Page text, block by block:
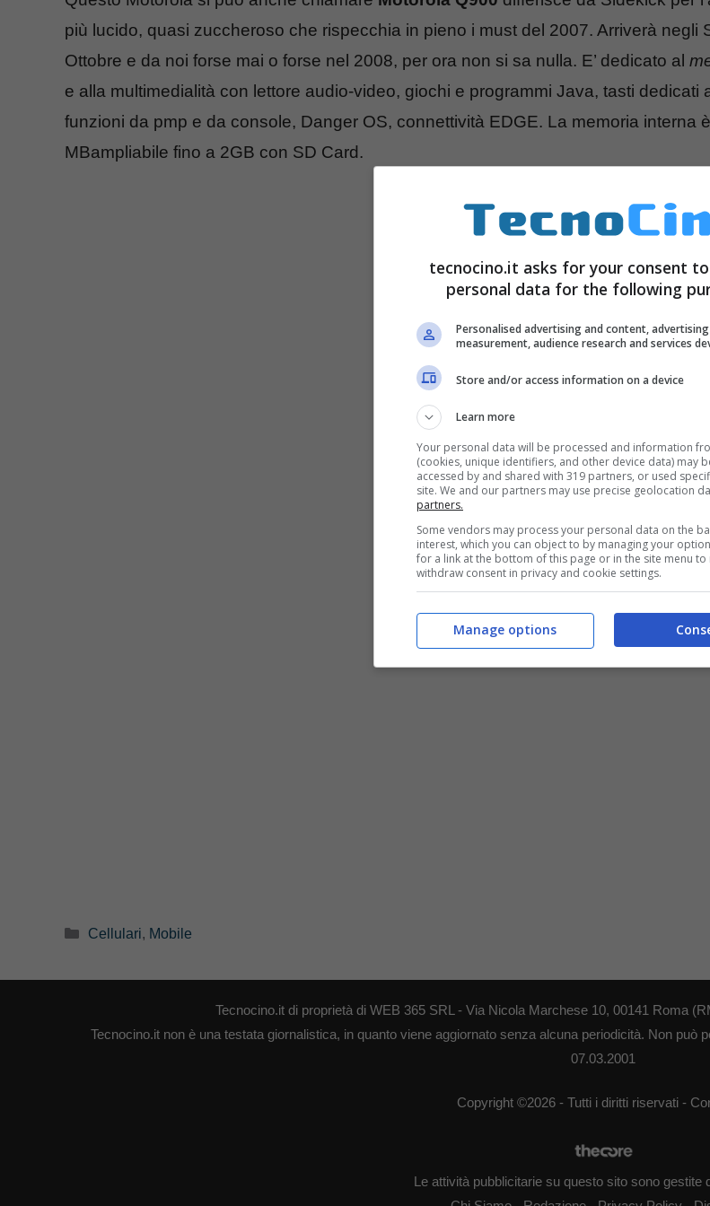
più lucido, quasi zuccheroso che rispecchia in pieno i must del 2007. Arriverà negli
Ottobre e da noi forse mai o forse nel 2008, per ora non si sa nulla. E’ dedicato al
e alla multimedialità con lettore audio-video, giochi e programmi Java, tasti dedicati
funzioni da pmp e da console, Danger OS, connettività EDGE. La memoria interna
MBampliabile fino a 2GB con SD Card.
Categorie
Cellulari, Mobile
Tecnocino.it di proprietà di WEB 365 SRL - Via Nicola Marchese 10, 00141 Roma
Tecnocino.it non è una testata giornalistica, in quanto viene aggiornato senza alcuna periodicità. Non può
07.03.2001
Copyright ©2026 - Tutti i diritti riservati -
Le attività pubblicitarie su questo sito sono gestite
tecnocino.it asks for your consent
personal data for the following
Personalised advertising and content,
measurement, audience research and services
Store and/or access information on a device
Learn more
Your personal data will be processed and information
(cookies, unique identifiers, and other device data) may
accessed by and shared with 319 partners, or used
site. We and our partners may use precise geolocation
partners.
Some vendors may process your personal data on the
interest, which you can object to by managing your
for a link at the bottom of this page or in the site menu to
withdraw consent in privacy and cookie settings.
Manage options